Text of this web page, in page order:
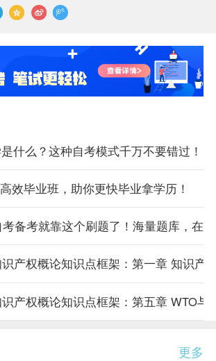
什么？这种自考模式千万不要错过！
效毕业班，助你更快毕业拿学历！
备考就靠这个刷题了！海量题库，在
产权概论知识点框架：第一章 知识产
产权概论知识点框架：第五章 WTO与
更多